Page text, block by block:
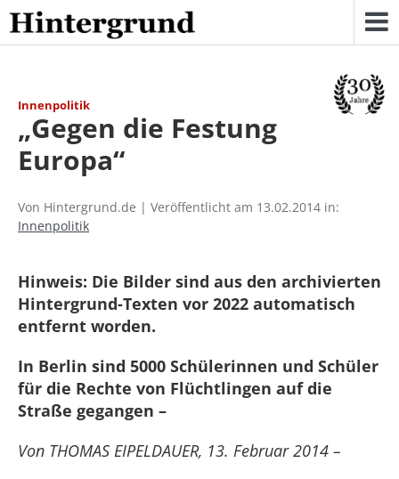
Skip
to
content
Innenpolitik
„Gegen die Festung
Europa“
Von Hintergrund.de | Veröffentlicht am 13.02.2014 in:
Innenpolitik
Hinweis: Die Bilder sind aus den archivierten
Hintergrund-Texten vor 2022 automatisch
entfernt worden.
In Berlin sind 5000 Schülerinnen und Schüler
für die Rechte von Flüchtlingen auf die
Straße gegangen –
Von THOMAS EIPELDAUER, 13. Februar 2014 –